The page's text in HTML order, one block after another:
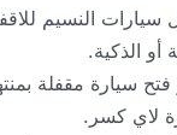
النسيم
أو الذكية.
فتح سيارة مقفلة
لاي كسر.